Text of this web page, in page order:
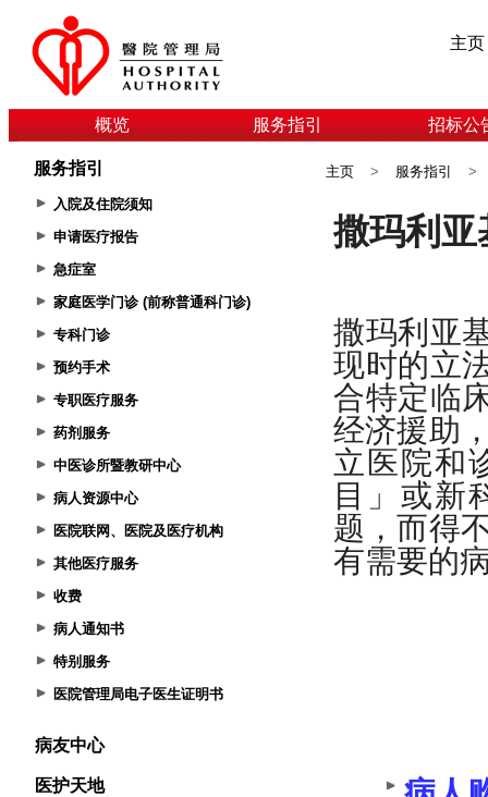
主页
概览 服务指引 招标公
服务指引
入院及住院须知
申请医疗报告
急症室
家庭医学门诊 (前称普通科门诊)
专科门诊
预约手术
专职医疗服务
药剂服务
中医诊所暨教研中心
病人资源中心
医院联网、医院及医疗机构
其他医疗服务
收费
病人通知书
特别服务
医院管理局电子医生证明书
病友中心
医护天地
主页 > 服务指引 >